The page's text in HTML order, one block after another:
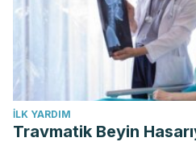
İLK YARDIM
Travmatik Beyin